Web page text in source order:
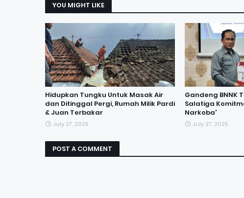
YOU MIGHT LIKE
Hidupkan Tungku Untuk Masak Air
dan Ditinggal Pergi, Rumah Milik Pardi
& Juan Terbakar
July 27, 2025
Gandeng BNNK
Salatiga
Narkoba'
July 27, 2025
POST A COMMENT